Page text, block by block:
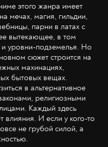
этого жанра имеет
мечах, магия, гильдии,
парни в латах с
вытекающее, в том
уровни-подземелья. Но
сюжет строится на
махинациях,
бытовых вещах.
в альтернативное
религиозными
Каждый здесь
влияния. И если у кого-то
не грубой силой, а